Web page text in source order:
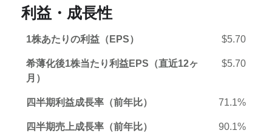
利益・成長性
1株あたりの利益（EPS） $5.70
希薄化後1株当たり利益EPS（直近12ヶ
月）
$5.70
四半期利益成長率（前年比） 71.1%
四半期売上成長率（前年比） 90.1%